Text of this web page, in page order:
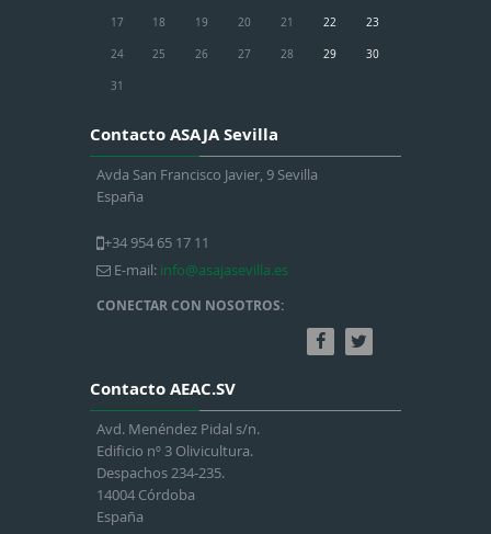
17 18 19 20 21 22 23
24 25 26 27 28 29 30
31
Contacto ASAJA Sevilla
Avda San Francisco Javier, 9 Sevilla
España
+34 954 65 17 11
E-mail: info@asajasevilla.es
CONECTAR CON NOSOTROS:
Contacto AEAC.SV
Avd. Menéndez Pidal s/n.
Edificio nº 3 Olivicultura.
Despachos 234-235.
14004 Córdoba
España